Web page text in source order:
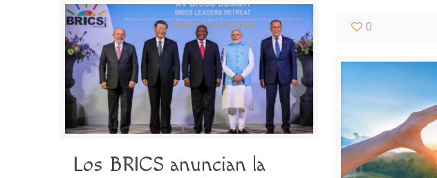
0
Los BRICS anuncian la